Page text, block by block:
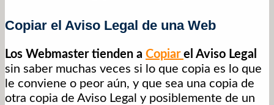
Copiar el Aviso Legal de una Web
Los Webmaster tienden a Copiar el Aviso Legal
sin saber muchas veces si lo que copia es lo que
le conviene o peor aún, y que sea una copia de
otra copia de Aviso Legal y posiblemente de un